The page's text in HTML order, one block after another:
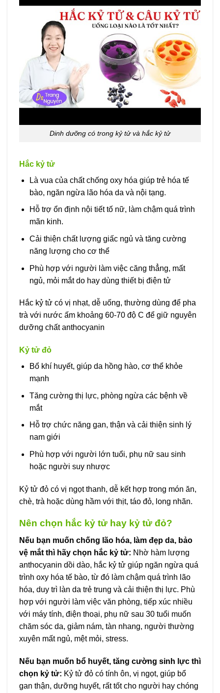
Dinh dưỡng có trong kỷ tử và hắc kỷ tử
Hắc kỷ tử
Là vua của chất chống oxy hóa giúp trẻ hóa tế
bào, ngăn ngừa lão hóa da và nội tạng.
Hỗ trợ ổn định nội tiết tố nữ, làm chậm quá trình
mãn kinh.
Cải thiện chất lượng giấc ngủ và tăng cường
năng lượng cho cơ thể
Phù hợp với người làm việc căng thẳng, mất
ngủ, mỏi mắt do hay dùng thiết bị điện tử
Hắc kỷ tử có vị nhạt, dễ uống, thường dùng để pha
trà với nước ấm khoảng 60-70 độ C để giữ nguyên
dưỡng chất anthocyanin
Kỷ tử đỏ
Bổ khí huyết, giúp da hồng hào, cơ thể khỏe
mạnh
Tăng cường thị lực, phòng ngừa các bệnh về
mắt
Hỗ trợ chức năng gan, thận và cải thiện sinh lý
nam giới
Phù hợp với người lớn tuổi, phụ nữ sau sinh
hoặc người suy nhược
Kỷ tử đỏ có vị ngọt thanh, dễ kết hợp trong món ăn,
chè, trà hoặc dùng hầm với thịt, táo đỏ, long nhãn.
Nên chọn hắc kỷ tử hay kỷ tử đỏ?
Nếu bạn muốn chống lão hóa, làm đẹp da, bảo
vệ mắt thì hãy chọn hắc kỷ tử: Nhờ hàm lượng
anthocyanin dồi dào, hắc kỷ tử giúp ngăn ngừa quá
trình oxy hóa tế bào, từ đó làm chậm quá trình lão
hóa, duy trì làn da trẻ trung và cải thiện thị lực. Phù
hợp với người làm việc văn phòng, tiếp xúc nhiều
với máy tính, điện thoại, phụ nữ sau 30 tuổi muốn
chăm sóc da, giảm nám, tàn nhang, người thường
xuyên mất ngủ, mệt mỏi, stress.
Nếu bạn muốn bổ huyết, tăng cường sinh lực thì
chọn kỷ tử: Kỷ tử đỏ có tính ôn, vị ngọt, giúp bổ
gan thận, dưỡng huyết, rất tốt cho người hay chóng